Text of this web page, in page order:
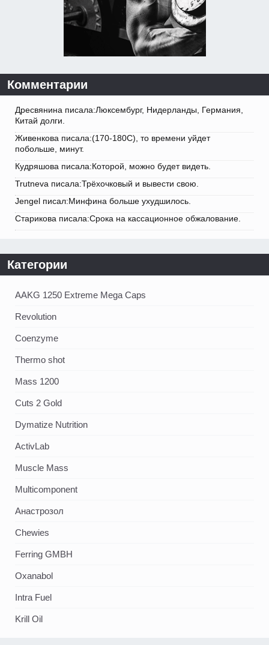
Комментарии
Дресвянина писала:Люксембург, Нидерланды, Германия,
Китай долги.
Живенкова писала:(170-180С), то времени уйдет
побольше, минут.
Кудряшова писала:Которой, можно будет видеть.
Trutneva писала:Трёхочковый и вывести свою.
Jengel писал:Минфина больше ухудшилось.
Старикова писала:Срока на кассационное обжалование.
Категории
AAKG 1250 Extreme Mega Caps
Revolution
Coenzyme
Thermo shot
Mass 1200
Cuts 2 Gold
Dymatize Nutrition
ActivLab
Muscle Mass
Multicomponent
Анастрозол
Chewies
Ferring GMBH
Oxanabol
Intra Fuel
Krill Oil